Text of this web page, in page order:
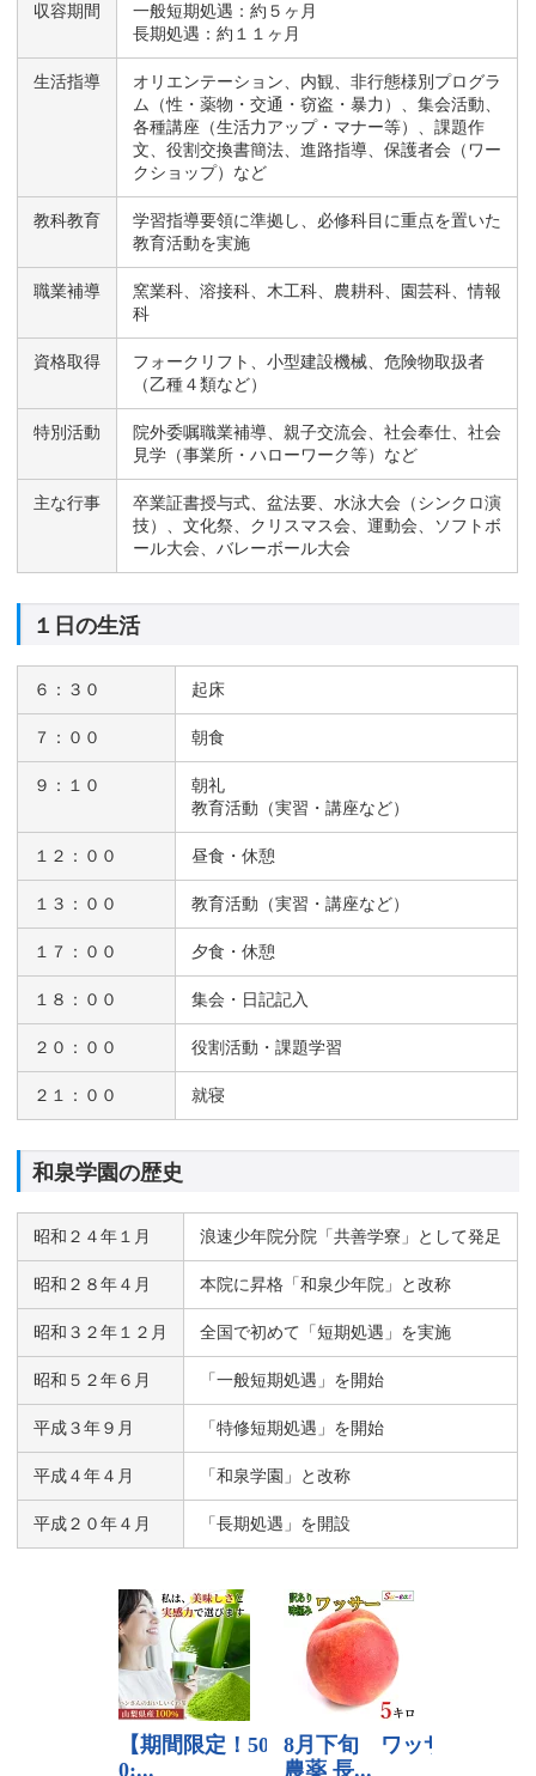
収容期間
一般短期処遇：約５ヶ月
長期処遇：約１１ヶ月
生活指導
オリエンテーション、内観、非行態様別プログラ
ム（性・薬物・交通・窃盗・暴力）、集会活動、
各種講座（生活力アップ・マナー等）、課題作
文、役割交換書簡法、進路指導、保護者会（ワー
クショップ）など
教科教育
学習指導要領に準拠し、必修科目に重点を置いた
教育活動を実施
職業補導
窯業科、溶接科、木工科、農耕科、園芸科、情報
科
資格取得
フォークリフト、小型建設機械、危険物取扱者
（乙種４類など）
特別活動
院外委嘱職業補導、親子交流会、社会奉仕、社会
見学（事業所・ハローワーク等）など
主な行事
卒業証書授与式、盆法要、水泳大会（シンクロ演
技）、文化祭、クリスマス会、運動会、ソフトボ
ール大会、バレーボール大会
１日の生活
６：３０ 起床
７：００ 朝食
９：１０
朝礼
教育活動（実習・講座など）
１２：００ 昼食・休憩
１３：００ 教育活動（実習・講座など）
１７：００ 夕食・休憩
１８：００ 集会・日記記入
２０：００ 役割活動・課題学習
２１：００ 就寝
和泉学園の歴史
昭和２４年１月 浪速少年院分院「共善学寮」として発足
昭和２８年４月 本院に昇格「和泉少年院」と改称
昭和３２年１２月 全国で初めて「短期処遇」を実施
昭和５２年６月 「一般短期処遇」を開始
平成３年９月 「特修短期処遇」を開始
平成４年４月 「和泉学園」と改称
平成２０年４月 「長期処遇」を開設